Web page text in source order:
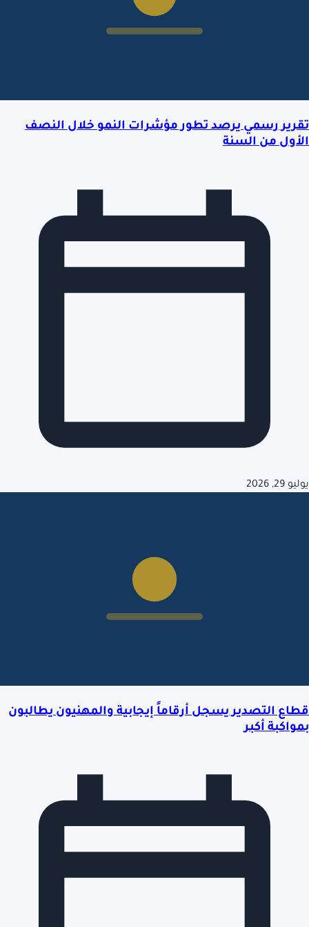
تقرير رسمي يرصد تطور مؤشرات النمو خلال النصف
الأول من السنة
يوليو 29, 2026
قطاع التصدير يسجل أرقاماً إيجابية والمهنيون يطالبون
بمواكبة أكبر